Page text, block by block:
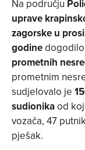
Na području
uprave
zagorske u
godine
prometnih
prometnim
sudjelovalo je
sudionikaod
vozača, 47
pješak.